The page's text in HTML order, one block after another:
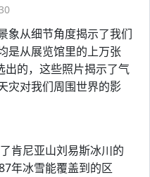
象从细节角度揭示了我们
是从展览馆里的上万张
出的，这些照片揭示了气
灾对我们周围世界的影
肯尼亚山刘易斯冰川的
年冰雪能覆盖到的区